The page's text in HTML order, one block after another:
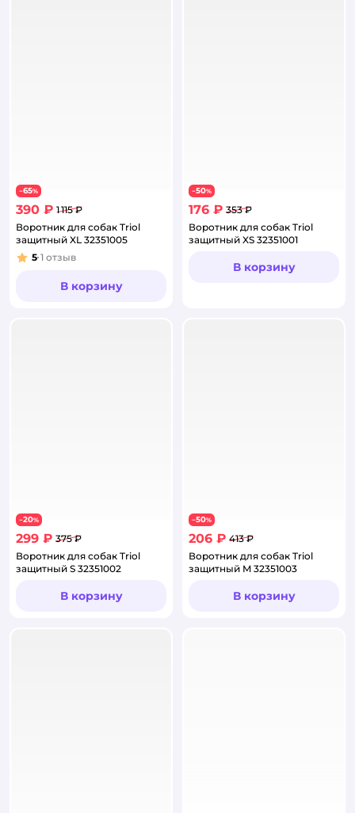
−65%
390 ₽ 1 115 ₽
Воротник для собак Triol
защитный XL 32351005
Рейтинг:
5 1 отзыв
В корзину
−50%
176 ₽ 353 ₽
Воротник для собак Triol
защитный XS 32351001
В корзину
−20%
299 ₽ 375 ₽
Воротник для собак Triol
защитный S 32351002
В корзину
−50%
206 ₽ 413 ₽
Воротник для собак Triol
защитный M 32351003
В корзину